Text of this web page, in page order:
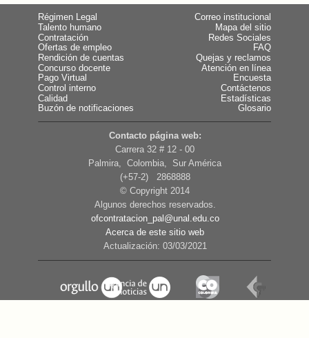
Régimen Legal
Talento humano
Contratación
Ofertas de empleo
Rendición de cuentas
Concurso docente
Pago Virtual
Control interno
Calidad
Buzón de notificaciones
Correo institucional
Mapa del sitio
Redes Sociales
FAQ
Quejas y reclamos
Atención en línea
Encuesta
Contáctenos
Estadísticas
Glosario
Contacto página web:
Carrera 32 # 12 - 00
Palmira, Colombia, Sur América
(+57-2) 2868888
© Copyright 2014
Algunos derechos reservados.
ofcontratacion_pal@unal.edu.co
Acerca de este sitio web
Actualización: 03/03/2021